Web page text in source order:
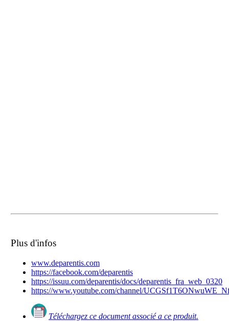
Plus d'infos
www.deparentis.com
https://facebook.com/deparentis
https://issuu.com/deparentis/docs/deparentis_fra_web_0320
https://www.youtube.com/channel/
Téléchargez ce document associé a ce produit.